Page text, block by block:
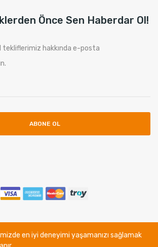
Önce Sen Haberdar Ol!
tekliflerimiz hakkında e-posta
ABONE OL
en iyi deneyimi yaşamanızı sağlamak